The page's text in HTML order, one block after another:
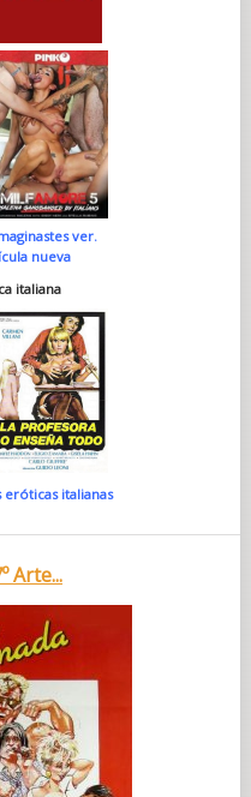
ver.
nueva
italiana
eróticas italianas
Arte...